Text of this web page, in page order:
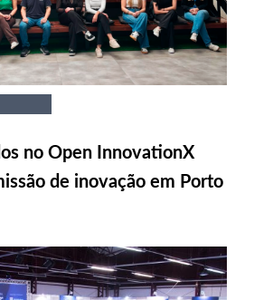
no Open InnovationX
de inovação em Porto